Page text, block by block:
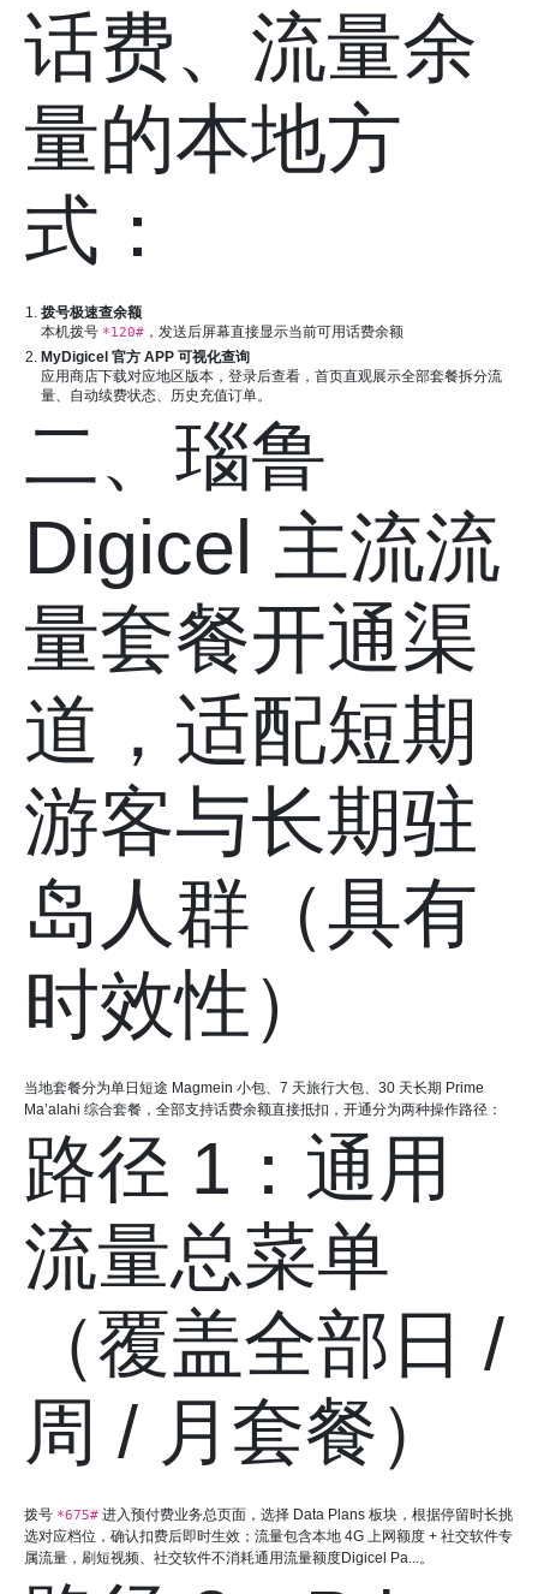
话费、流量余
量的本地方
式：
拨号极速查余额
本机拨号 *120# ，发送后屏幕直接显示当前可用话费余额
MyDigicel 官方 APP 可视化查询
应用商店下载对应地区版本，登录后查看，首页直观展示全部套餐拆分流
量、自动续费状态、历史充值订单。
二、瑙鲁
Digicel 主流流
量套餐开通渠
道，适配短期
游客与长期驻
岛人群（具有
时效性）
当地套餐分为单日短途 Magmein 小包、7 天旅行大包、30 天长期 Prime
Ma’alahi 综合套餐，全部支持话费余额直接抵扣，开通分为两种操作路径：
路径 1：通用
流量总菜单
（覆盖全部日 /
周 / 月套餐）
拨号 *675# 进入预付费业务总页面，选择 Data Plans 板块，根据停留时长挑
选对应档位，确认扣费后即时生效；流量包含本地 4G 上网额度 + 社交软件专
属流量，刷短视频、社交软件不消耗通用流量额度Digicel Pa...。